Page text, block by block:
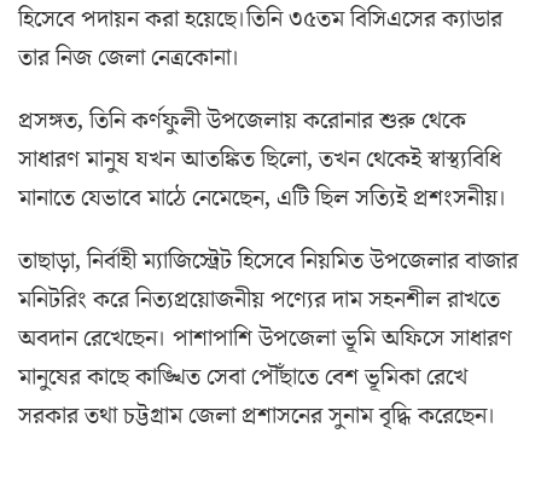
হিসেবে পদায়ন করা হয়েছে।তিনি ৩৫তম বিসিএসের ক্যাডার
তার নিজ জেলা নেত্রকোনা।
প্রসঙ্গত, তিনি কর্ণফুলী উপজেলায় করোনার শুরু থেকে
সাধারণ মানুষ যখন আতঙ্কিত ছিলো, তখন থেকেই স্বাস্থ্যবিধি
মানাতে যেভাবে মাঠে নেমেছেন, এটি ছিল সত্যিই প্রশংসনীয়।
তাছাড়া, নির্বাহী ম্যাজিস্ট্রেট হিসেবে নিয়মিত উপজেলার বাজার
মনিটরিং করে নিত্যপ্রয়োজনীয় পণ্যের দাম সহনশীল রাখতে
অবদান রেখেছেন। পাশাপাশি উপজেলা ভূমি অফিসে সাধারণ
মানুষের কাছে কাঙ্খিত সেবা পৌঁছাতে বেশ ভূমিকা রেখে
সরকার তথা চট্টগ্রাম জেলা প্রশাসনের সুনাম বৃদ্ধি করেছেন।